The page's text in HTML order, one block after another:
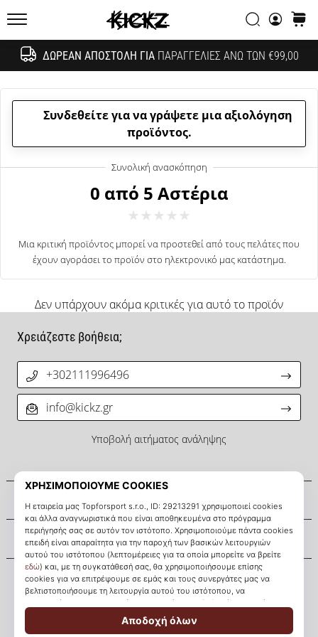
ΔΩΡΕΆΝ ΑΠΟΣΤΟΛΉ ΓΙΑΠΑΡΑΓΓΕΛΊΕΣ ΆΝΩ ΤΩΝ €99,00
KICKZ.gr
Αφήστε
τα
να
σας
αποφέρουν
έσοδα.
24. 6. 2022
6 λεπτά ανάγνωσης
πρεσβευτής
της
μάρκας
στο
Είσαι
λάτρης
του
μπάσκετ
όπως
εμείς;
μας
ως
πρεσβευτής
της
μάρκας
μας.
Εμφάνιση
Συνδεθείτε για να γράψετε μια αξιολόγηση
προϊόντος.
0 από 5 Αστέρια
Μια κριτική προϊόντος μπορεί να προστεθεί από τους πελάτες που
έχουν αγοράσει το προϊόν στο ηλεκτρονικό μας κατάστημα.
Δεν υπάρχουν ακόμα κριτικές για αυτό το προϊόν
Σχετικά μ' εμάς
Εξυπηρέτηση πελατών
Χρειάζεστε βοήθεια;
+302111996496
info@kickz.gr
Υποβολή αιτήματος ανάληψης